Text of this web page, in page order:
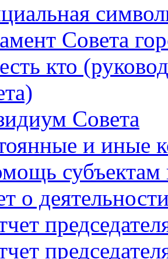
Совета
кто
Совета
и иные
субъектам
о